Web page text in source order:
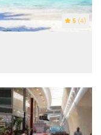
5 (4)